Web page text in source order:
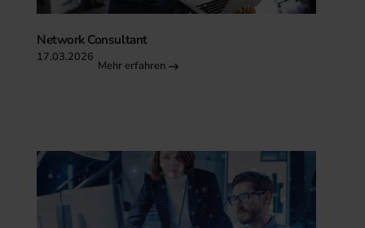
Network Consultant
17.03.2026
Mehr erfahren